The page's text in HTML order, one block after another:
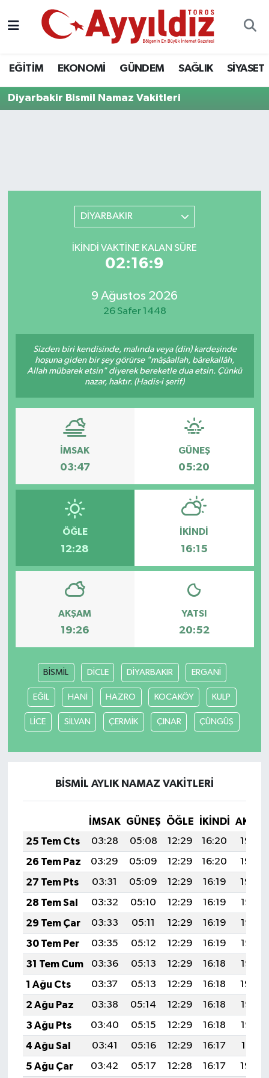
EĞİTİM EKONOMİ GÜNDEM SAĞLIK SİYASET
Diyarbakir Bismil Namaz Vakitleri
DİYARBAKIR
İKINDI VAKTINE KALAN SÜRE
02:16:9
9 Ağustos 2026
26 Safer 1448
Sizden biri kendisinde, malında veya (din) kardeşinde
hoşuna giden bir şey görürse "mâşâallah, bârekallâh,
Allah mübarek etsin" diyerek bereketle dua etsin. Çünkü
nazar, haktır. (Hadis-i şerif)
İMSAK
03:47
GÜNEŞ
05:20
ÖĞLE
12:28
İKINDI
16:15
AKŞAM
19:26
YATSI
20:52
BİSMİL DİCLE DİYARBAKIR ERGANİ
EĞİL HANİ HAZRO KOCAKÖY KULP
LİCE SİLVAN ÇERMİK ÇINAR ÇÜNGÜŞ
BİSMİL AYLIK NAMAZ VAKITLERI
İMSAK GÜNEŞ ÖĞLE İKINDI
25 Tem Cts
03:28 05:08 12:29 16:20
19:40
26 Tem Paz
03:29 05:09 12:29 16:20
19:39
27 Tem Pts
03:31 05:09 12:29 16:19
19:39
28 Tem Sal
03:32 05:10 12:29 16:19
19:38
29 Tem Çar
03:33 05:11 12:29 16:19
19:37
30 Tem Per
03:35 05:12 12:29 16:19
19:36
31 Tem Cum
03:36 05:13 12:29 16:18
19:35
1 Ağu Cts
03:37 05:13 12:29 16:18
19:34
2 Ağu Paz
03:38 05:14 12:29 16:18
19:33
3 Ağu Pts
03:40 05:15 12:29 16:18
19:32
4 Ağu Sal
03:41 05:16 12:29 16:17
19:31
5 Ağu Çar
03:42 05:17 12:28 16:17 19:30